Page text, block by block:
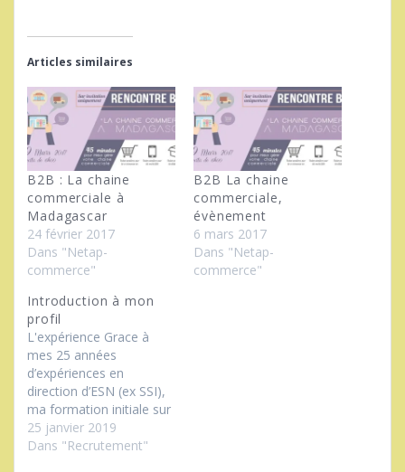
Articles similaires
B2B : La chaine
commerciale à
Madagascar
24 février 2017
Dans "Netap-
commerce"
B2B La chaine
commerciale,
évènement
6 mars 2017
Dans "Netap-
commerce"
Introduction à mon
profil
L'expérience Grace à
mes 25 années
d’expériences en
direction d’ESN (ex SSI),
ma formation initiale sur
l’informatique et la
psychologie humaine
25 janvier 2019
Dans "Recrutement"